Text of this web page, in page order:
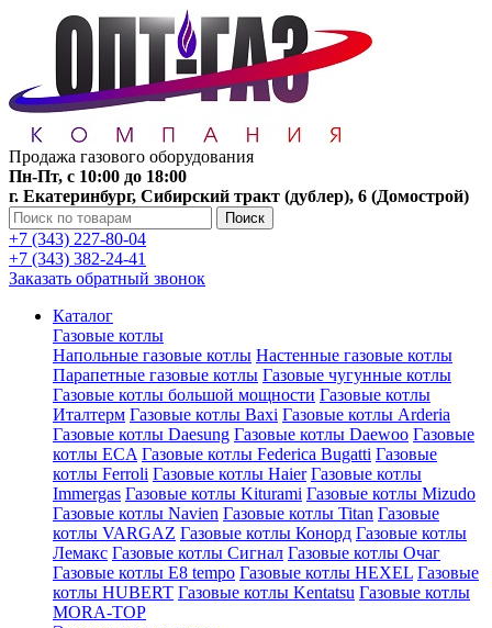
Продажа газового оборудования
Пн-Пт, с 10:00 до 18:00
г. Екатеринбург, Сибирский тракт (дублер), 6 (Домострой)
Поиск
+7 (343) 227-80-04
+7 (343) 382-24-41
Заказать обратный звонок
Каталог
Газовые котлы
Напольные газовые котлы Настенные газовые котлы
Парапетные газовые котлы Газовые чугунные котлы
Газовые котлы большой мощности Газовые котлы
Италтерм Газовые котлы Baxi Газовые котлы Arderia
Газовые котлы Daesung Газовые котлы Daewoo Газовые
котлы ECA Газовые котлы Federica Bugatti Газовые
котлы Ferroli Газовые котлы Haier Газовые котлы
Immergas Газовые котлы Kiturami Газовые котлы Mizudo
Газовые котлы Navien Газовые котлы Titan Газовые
котлы VARGAZ Газовые котлы Конорд Газовые котлы
Лемакс Газовые котлы Сигнал Газовые котлы Очаг
Газовые котлы E8 tempo Газовые котлы HEXEL Газовые
котлы HUBERT Газовые котлы Kentatsu Газовые котлы
MORA-TOP